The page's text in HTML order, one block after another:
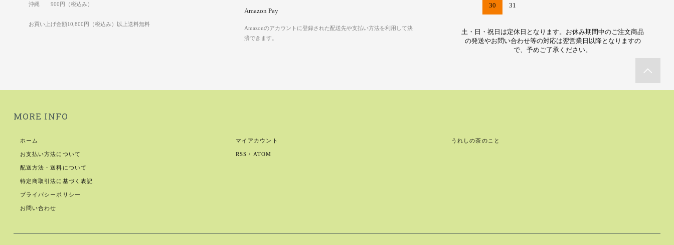
沖縄 900円（税込み）
お買い上げ金額10,800円（税込み）以上送料無料
Amazon Pay
Amazonのアカウントに登録された配送先や支払い方法を利用して決
済できます。
30 31
土・日・祝日は定休日となります。お休み期間中のご注文商品
の発送やお問い合わせ等の対応は翌営業日以降となりますの
で、予めご了承ください。
MORE INFO
ホーム
お支払い方法について
配送方法・送料について
特定商取引法に基づく表記
プライバシーポリシー
お問い合わせ
マイアカウント
RSS / ATOM
うれしの茶のこと